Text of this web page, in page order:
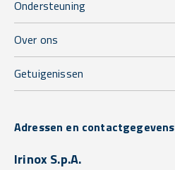
Ondersteuning
Over ons
Getuigenissen
Adressen en contactgegevens
Irinox S.p.A.